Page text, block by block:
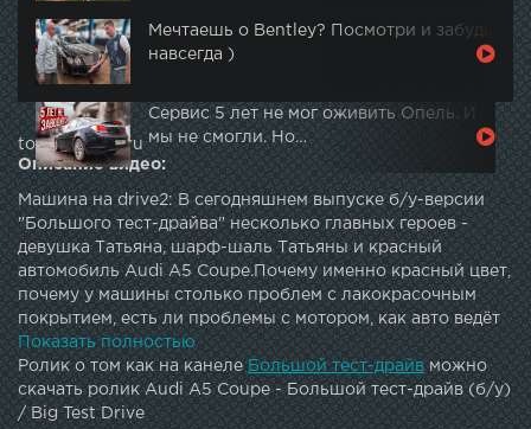
Мечтаешь о Bentley? Посмотри и забудь
навсегда )
Сервис 5 лет не мог оживить Опель. И
мы не смогли. Но…
topautotube.ru
Описание видео:
Машина на drive2: В сегодняшнем выпуске б/у-версии
"Большого тест-драйва" несколько главных героев -
девушка Татьяна, шарф-шаль Татьяны и красный
автомобиль Audi A5 Coupe.Почему именно красный цвет,
почему у машины столько проблем с лакокрасочным
покрытием, есть ли проблемы с мотором, как авто ведёт
себя на дороге и главный вопрос: откуда у безработной
Татьяны такая машина?Подкаст «Большой тест-драйв» -
Сайт: | Twitter: | G+: | Instagram: | Facebook: | Vkontakte: |
LJ: JOIN QUIZGROUP PARTNER PROGRAM:
Показать полностью
Ролик о том как на канеле Большой тест-драйв можно
скачать ролик Audi A5 Coupe - Большой тест-драйв (б/у)
/ Big Test Drive